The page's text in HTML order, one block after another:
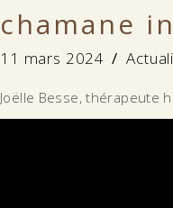
chamane
11 mars 2024
Joëlle Besse, thérapeute